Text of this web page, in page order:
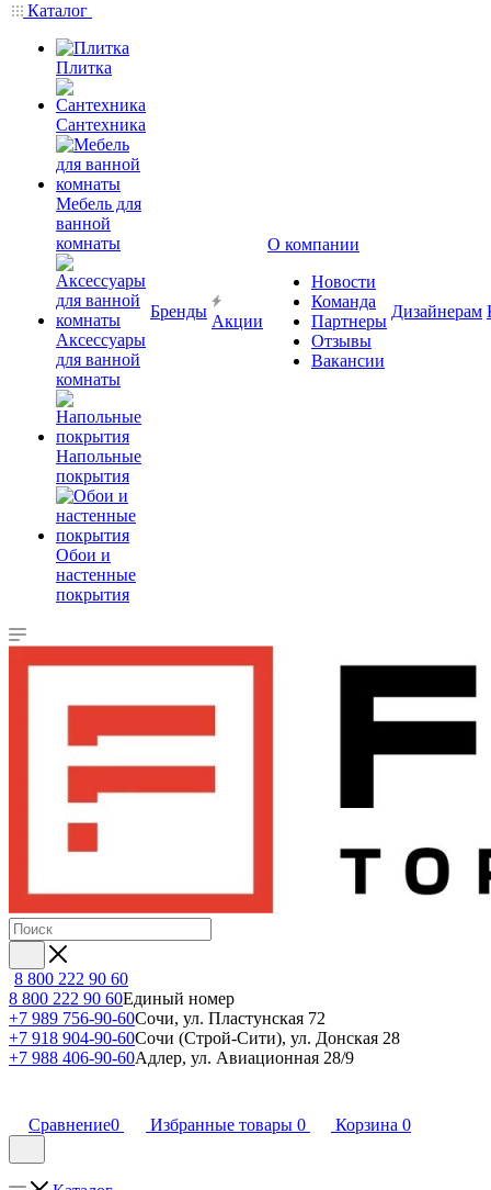
Каталог
Плитка
Сантехника
Мебель для
ванной
комнаты
Аксессуары
для ванной
комнаты
Напольные
покрытия
Обои и
настенные
покрытия
Бренды
Акции
О компании
Новости
Команда
Партнеры
Отзывы
Вакансии
Дизайнерам
8 800 222 90 60
8 800 222 90 60Единый номер
+7 989 756-90-60Сочи, ул. Пластунская 72
+7 918 904-90-60Сочи (Строй-Сити), ул. Донская 28
+7 988 406-90-60Адлер, ул. Авиационная 28/9
Сравнение0 Избранные товары 0 Корзина 0